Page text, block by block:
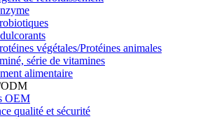
végétales/Protéines animales
série de vitamines
alimentaire
ODM
OEM
qualité et sécurité